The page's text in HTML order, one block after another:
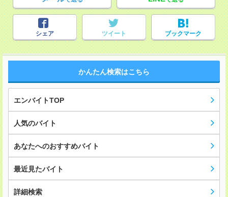
シェア ツイート ブックマーク
かんたん検索はこちら
エンバイトTOP
人気のバイト
あなたへのおすすめバイト
最近見たバイト
詳細検索